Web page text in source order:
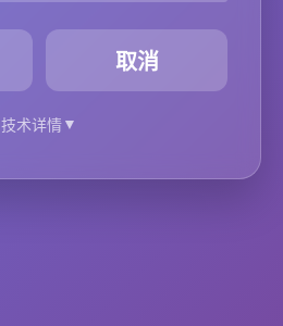
取消
技术详情▼